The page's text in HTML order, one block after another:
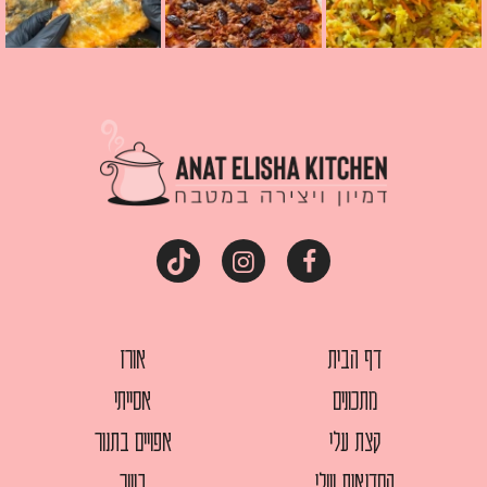
דף הבית
מתכונים
קצת עלי
אורז
אסייתי
אפויים בתנור